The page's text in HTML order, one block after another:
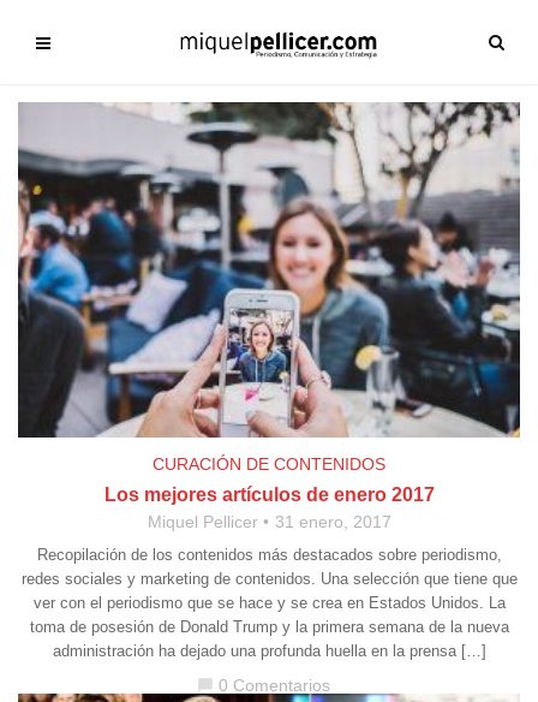
CURACIÓN DE CONTENIDOS
Los mejores artículos de enero 2017
Miquel Pellicer 31 enero, 2017
Recopilación de los contenidos más destacados sobre periodismo,
redes sociales y marketing de contenidos. Una selección que tiene que
ver con el periodismo que se hace y se crea en Estados Unidos. La
toma de posesión de Donald Trump y la primera semana de la nueva
administración ha dejado una profunda huella en la prensa […]
0 Comentarios